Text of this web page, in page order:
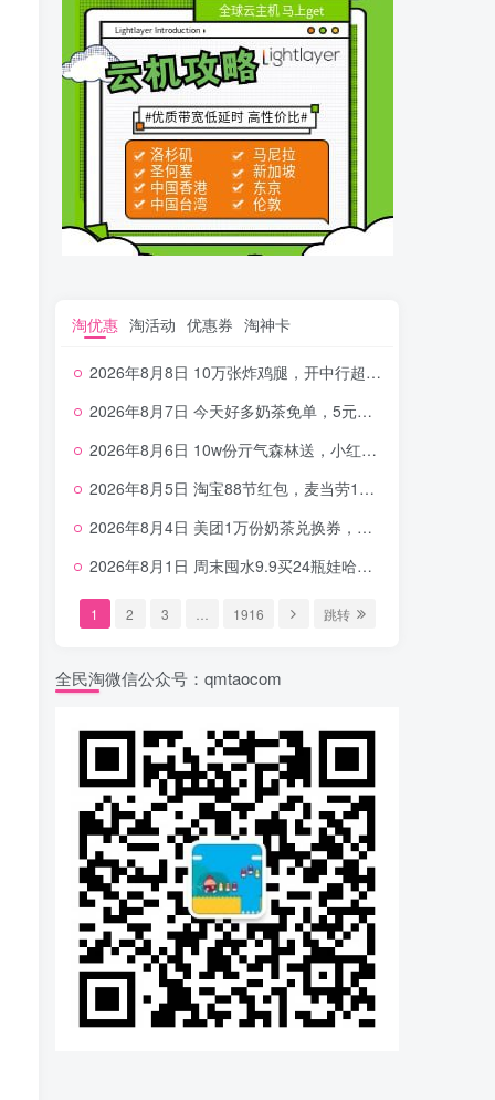
淘优惠 淘活动 优惠券 淘神卡
2026年8月8日 10万张炸鸡腿，开中行超给利，美团奶茶0.01，加油券，千问1.8~18.8体验金等
2026年8月7日 今天好多奶茶免单，5元农行省钱卡，京东抢0.01沪上，邮储5.88元等
2026年8月6日 10w份亓气森林送，小红书12元无门槛，中行电费30-10，0元柠檬水+0撸汉堡等
2026年8月5日 淘宝88节红包，麦当劳150万份柠檬水，三万份瑞幸免单，霸王9万份0.01券等
2026年8月4日 美团1万份奶茶兑换券，农行5E卡，中行支付超给利，美团领18个冰激凌，小米每天领2-6元等等
2026年8月1日 周末囤水9.9买24瓶娃哈哈，建行100元京东券，移动5元话费，麦当劳甜筒，交行立减金等
1 2 3 1916 跳转
全民淘微信公众号：qmtaocom